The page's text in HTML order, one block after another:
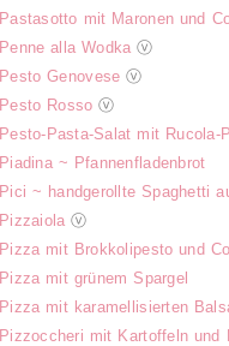
Pastasotto mit Maronen und
Penne alla Wodka ⓥ
Pesto Genovese ⓥ
Pesto Rosso ⓥ
Pesto-Pasta-Salat mit Rucola-
Piadina ~ Pfannenfladenbrot
Pici ~ handgerollte Spaghetti
Pizzaiola ⓥ
Pizza mit Brokkolipesto und
Pizza mit grünem Spargel
Pizza mit karamellisierten
Pizzoccheri mit Kartoffeln und